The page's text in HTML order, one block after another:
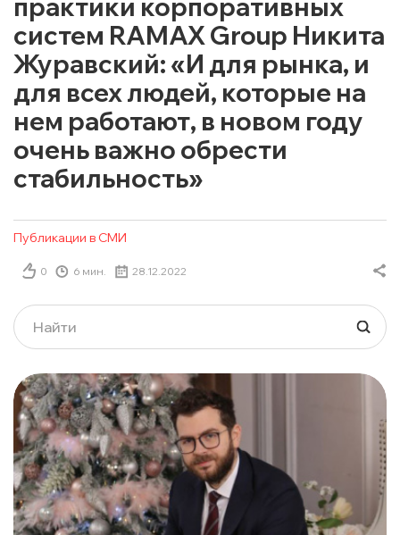
КЕЙСЫ
КОНТАКТЫ
практики корпоративных
систем RAMAX Group Никита
Журавский: «И для рынка, и
для всех людей, которые на
нем работают, в новом году
очень важно обрести
стабильность»
Публикации в СМИ
0 6 мин. 28.12.2022